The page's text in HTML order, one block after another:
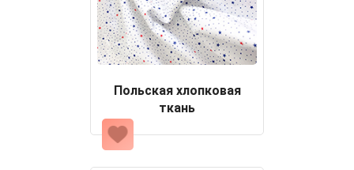
Польская хлопковая
ткань